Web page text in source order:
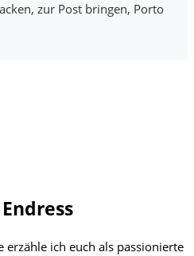
zur Post bringen, Porto
ich euch als passionierte